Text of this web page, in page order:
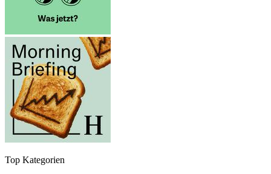
Top Kategorien